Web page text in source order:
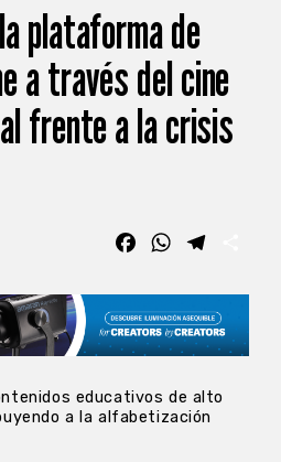
plataforma de
a través del cine
frente a la crisis
FacebookWhatsApp
educativos de alto
a la alfabetización